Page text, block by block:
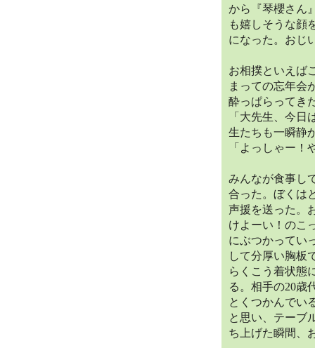
から『琴櫻さん
も嬉しそうな顔
になった。おじ
お相撲といえば
まっての忘年会
酔っぱらってき
「大先生、今
生たちも一瞬静
「よっしゃー！
みんなが食事し
合った。ぼくは
声援を送った。
けよーい！のこ
にぶつかってい
して分厚い胸板
らくこう着状態
る。相手の20歳
とくつかんでい
と思い、テーブ
ち上げた瞬間、